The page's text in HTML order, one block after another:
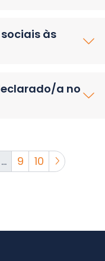
às
a no
... 9 10